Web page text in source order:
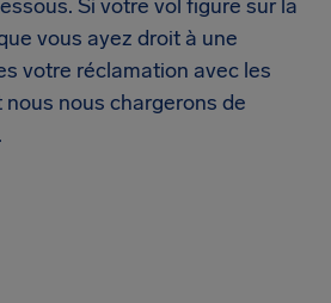
Si votre vol figure sur la
vous ayez droit à une
votre réclamation avec les
nous chargerons de